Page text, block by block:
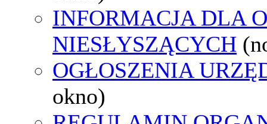
INFORMACJA DLA
NIESŁYSZĄCYCH
OGŁOSZENIA
okno)